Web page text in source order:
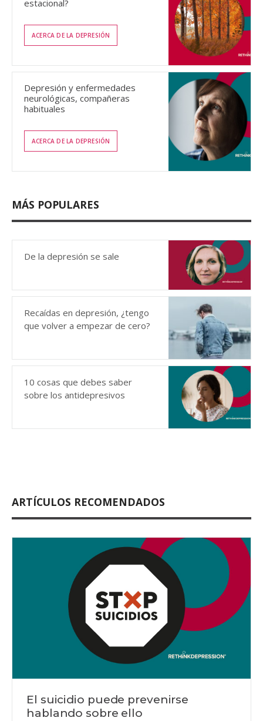
estacional?
ACERCA DE LA DEPRESIÓN
Depresión y enfermedades
neurológicas, compañeras
habituales
ACERCA DE LA DEPRESIÓN
MÁS POPULARES
De la depresión se sale
Recaídas en depresión, ¿tengo
que volver a empezar de cero?
10 cosas que debes saber
sobre los antidepresivos
ARTÍCULOS RECOMENDADOS
El suicidio puede prevenirse
hablando sobre ello